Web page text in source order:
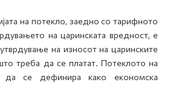
Open
Open
на потекло, заедно со тарифното
на царинската вредност, е
на износот на царинските
треба да се платат. Потеклото на
се дефинира како економска